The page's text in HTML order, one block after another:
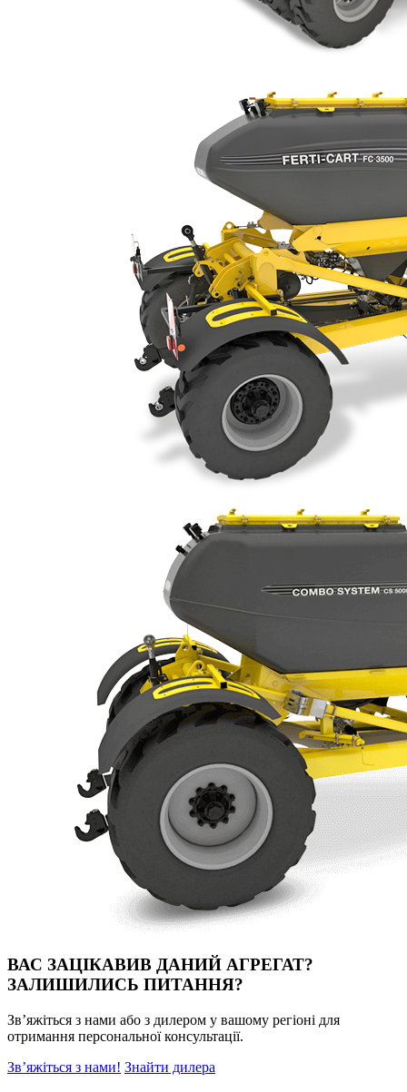
ВАС ЗАЦІКАВИВ ДАНИЙ АГРЕГАТ?
ЗАЛИШИЛИСЬ ПИТАННЯ?
Зв’яжіться з нами або з дилером у вашому регіоні для
отримання персональної консультації.
Зв’яжіться з нами! Знайти дилера